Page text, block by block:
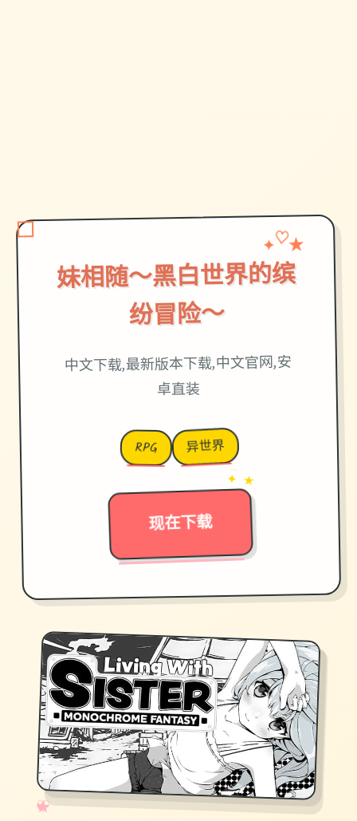
妹相随～黑白世界的缤
纷冒险～
✦ ♡ ★
中文下载,最新版本下载,中文官网,安
卓直装
RPG 异世界
现在下载
→
✦ ★
✧
♡
★
♥